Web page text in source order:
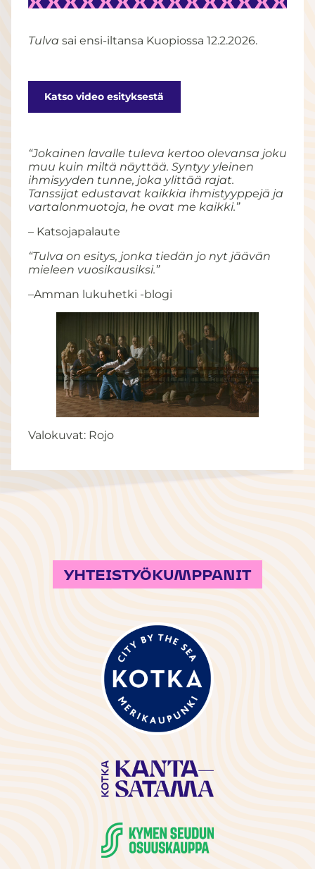
Tulva sai ensi-iltansa Kuopiossa 12.2.2026.
Katso video esityksestä
“Jokainen lavalle tuleva kertoo olevansa joku
muu kuin miltä näyttää. Syntyy yleinen
ihmisyyden tunne, joka ylittää rajat.
Tanssijat edustavat kaikkia ihmistyyppejä ja
vartalonmuotoja, he ovat me kaikki.”
– Katsojapalaute
“Tulva on esitys, jonka tiedän jo nyt jäävän
mieleen vuosikausiksi.”
–Amman lukuhetki -blogi
Valokuvat: Rojo
YHTEISTYÖKUMPPANIT